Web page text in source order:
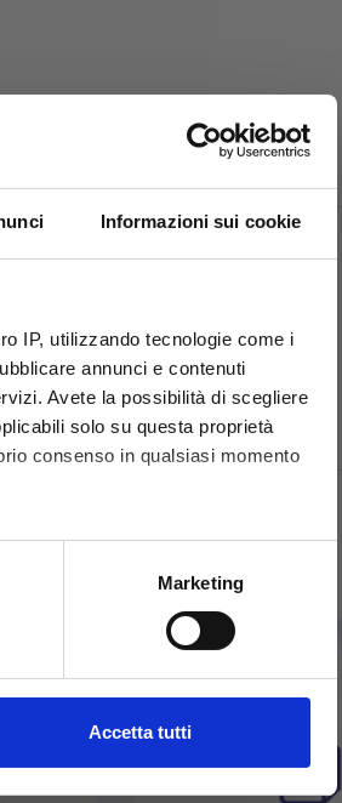
Informazioni sui cookie
IP, utilizzando tecnologie come i
annunci e contenuti
Avete la possibilità di scegliere
solo su questa proprietà
consenso in qualsiasi momento
metro,
sezione dettagli . Puoi
social media e per analizzare il
Marketing
Accetta tutti